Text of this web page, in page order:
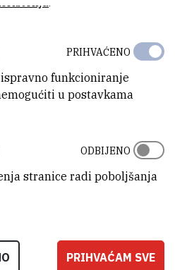
u akvakulturi
Perović
funkcioniranje
u postavkama
PRIHVAĆENO
stranice radi poboljšanja
ODBIJENO
PRIHVAĆAM SVE